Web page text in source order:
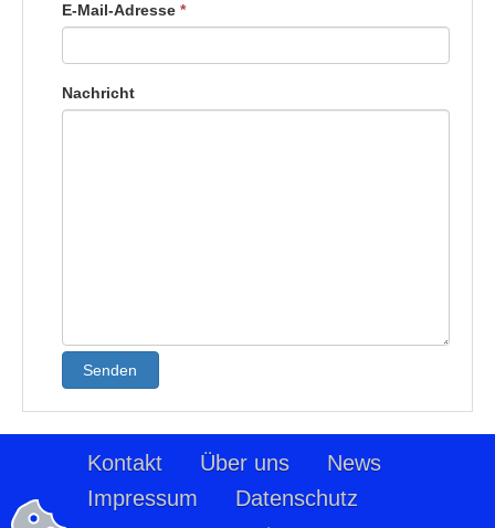
E-Mail-Adresse *
Nachricht
Senden
Kontakt Über uns
News
Impressum
Datenschutz